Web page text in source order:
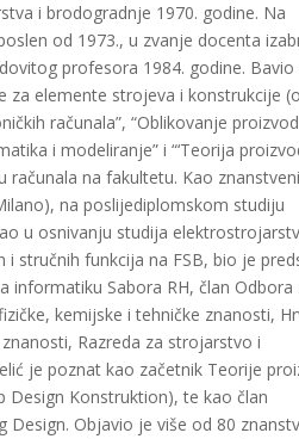
i brodogradnje 1970. godine. Na
od 1973., u zvanje docenta
profesora 1984. godine. Bavio
elemente strojeva i konstrukcije
računala”, “Oblikovanje
i modeliranje” i “‘Teorija
na fakultetu. Kao
na poslijediplomskom studiju
u osnivanju studija
stručnih funkcija na FSB, bio je
informatiku Sabora RH, član Odbora
kemijske i tehničke znanosti,
Razreda za strojarstvo i
je poznat kao začetnik Teorije
Design Konstruktion), te kao član
Objavio je više od 80